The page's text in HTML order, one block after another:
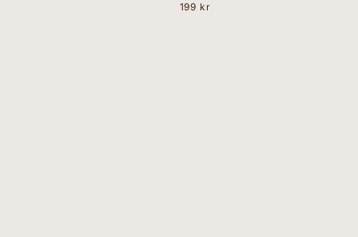
Normal
199 kr